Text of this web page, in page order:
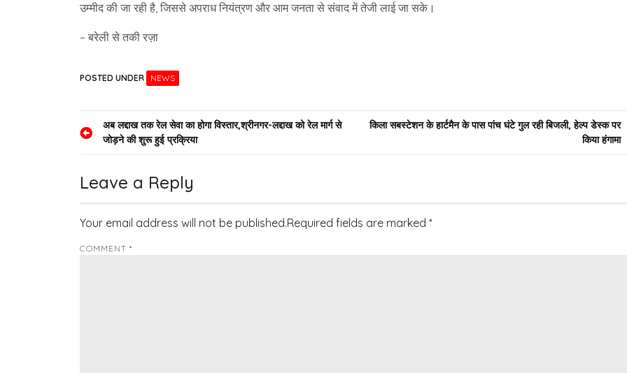
उम्मीद की जा रही है, जिससे अपराध नियंत्रण और आम जनता से संवाद में तेजी लाई जा सके।
– बरेली से तकी रज़ा
POSTED UNDER NEWS
Postअब लद्दाख तक रेल सेवा का होगा विस्तार,श्रीनगर-लद्दाख को रेल मार्ग से
जोड़ने की शुरू हुई प्रक्रिया
किला सबस्टेशन के हार्टमैन के पास पांच घंटे गुल रही बिजली, हेल्प डेस्क पर
किया हंगामा
Leave a Reply
Your email address will not be published.Required fields are marked *
COMMENT *